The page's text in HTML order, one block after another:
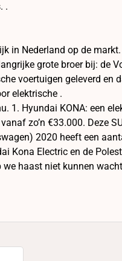
.
in Nederland op de markt.
grote broer bij: de
voertuigen geleverd en
elektrische .
1. Hyundai KONA: een
zo’n €33.000. Deze
2020 heeft een
Kona Electric en de
we haast niet kunnen